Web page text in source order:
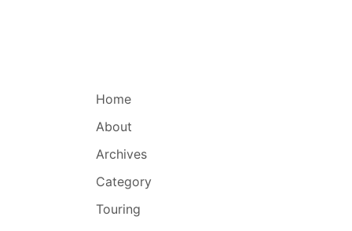
Home
About
Archives
Category
Touring